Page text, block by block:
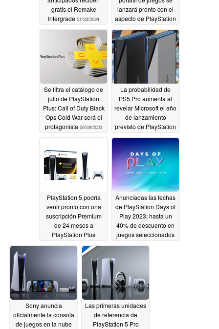
gratis el Remake
Intergrade 01/23/2024
lanzará pronto con el
aspecto de PlayStation
Vita07/08/2023
Se filtra el catálogo de
julio de PlayStation
Plus: Call of Duty Black
Ops Cold War será el
protagonista 06/28/2023
La probabilidad de
PS5 Pro aumenta al
revelar Microsoft el año
de lanzamiento
previsto de PlayStation
606/24/2023
PlayStation 5 podría
venir pronto con una
suscripción Premium
de 24 meses a
PlayStation Plus
06/20/2023
Anunciadas las fechas
de PlayStation Days of
Play 2023; hasta un
40% de descuento en
juegos seleccionados
05/30/2023
Sony anuncia
oficialmente la consola
de juegos en la nube
Las primeras unidades
de referencia de
PlayStation 5 Pro